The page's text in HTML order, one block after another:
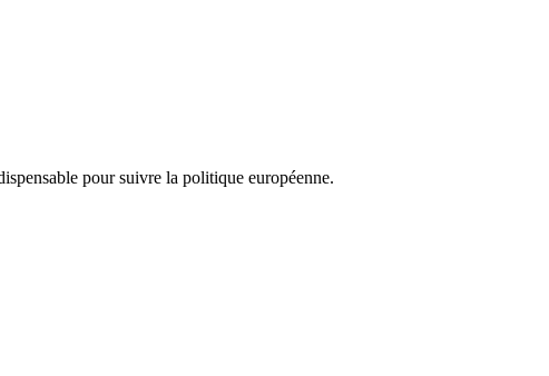
pour suivre la politique européenne.